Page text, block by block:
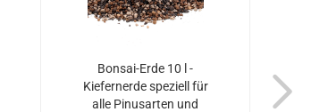
Bonsai-Erde 10 l -
Kiefernerde speziell für
alle Pinusarten und